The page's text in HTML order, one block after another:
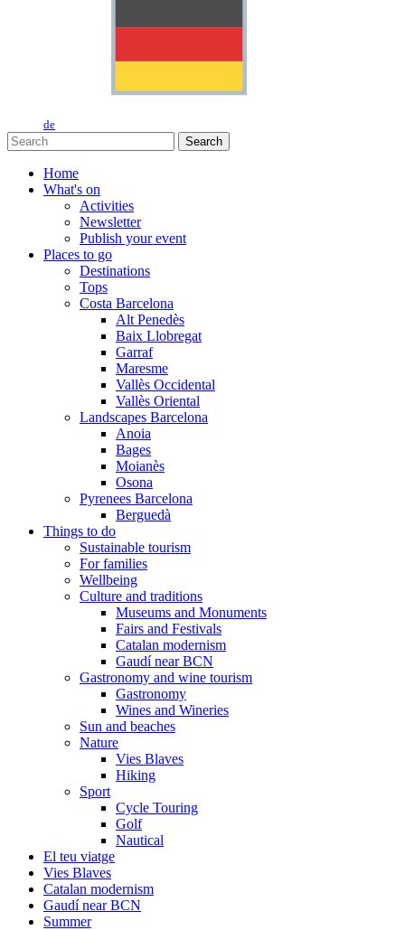
de
Search
Home
What's on
Activities
Newsletter
Publish your event
Places to go
Destinations
Tops
Costa Barcelona
Alt Penedès
Baix Llobregat
Garraf
Maresme
Vallès Occidental
Vallès Oriental
Landscapes Barcelona
Anoia
Bages
Moianès
Osona
Pyrenees Barcelona
Berguedà
Things to do
Sustainable tourism
For families
Wellbeing
Culture and traditions
Museums and Monuments
Fairs and Festivals
Catalan modernism
Gaudí near BCN
Gastronomy and wine tourism
Gastronomy
Wines and Wineries
Sun and beaches
Nature
Vies Blaves
Hiking
Sport
Cycle Touring
Golf
Nautical
El teu viatge
Vies Blaves
Catalan modernism
Gaudí near BCN
Summer